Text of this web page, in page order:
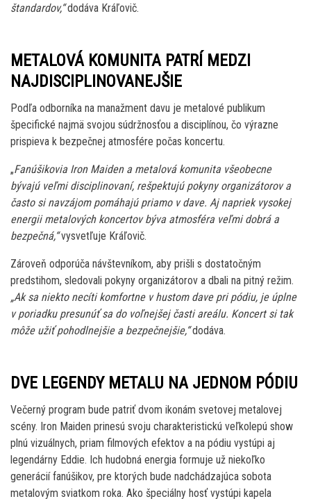
štandardov,“dodáva Kráľovič.
METALOVÁ KOMUNITA PATRÍ MEDZI
NAJDISCIPLINOVANEJŠIE
Podľa odborníka na manažment davu je metalové publikum
špecifické najmä svojou súdržnosťou a disciplínou, čo výrazne
prispieva k bezpečnej atmosfére počas koncertu.
„Fanúšikovia Iron Maiden a metalová komunita všeobecne
bývajú veľmi disciplinovaní, rešpektujú pokyny organizátorov a
často si navzájom pomáhajú priamo v dave. Aj napriek vysokej
energii metalových koncertov býva atmosféra veľmi dobrá a
bezpečná,“vysvetľuje Kráľovič.
Zároveň odporúča návštevníkom, aby prišli s dostatočným
predstihom, sledovali pokyny organizátorov a dbali na pitný režim.
„Ak sa niekto necíti komfortne v hustom dave pri pódiu, je úplne
v poriadku presunúť sa do voľnejšej časti areálu. Koncert si tak
môže užiť pohodlnejšie a bezpečnejšie,“dodáva.
DVE LEGENDY METALU NA JEDNOM PÓDIU
Večerný program bude patriť dvom ikonám svetovej metalovej
scény. Iron Maiden prinesú svoju charakteristickú veľkolepú show
plnú vizuálnych, priam filmových efektov a na pódiu vystúpi aj
legendárny Eddie. Ich hudobná energia formuje už niekoľko
generácií fanúšikov, pre ktorých bude nadchádzajúca sobota
metalovým sviatkom roka. Ako špeciálny hosť vystúpi kapela